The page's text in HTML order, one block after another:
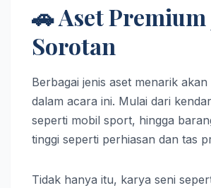
🚗 Aset Premium
Sorotan
Berbagai jenis aset menarik akan
dalam acara ini. Mulai dari
seperti mobil sport, hingga
tinggi seperti perhiasan dan tas
Tidak hanya itu, karya seni